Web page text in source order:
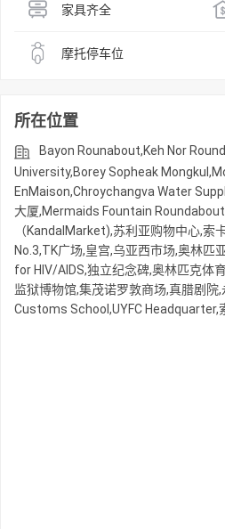
家具齐全
摩托停车位
所在位置
Bayon Rounabout,Keh Nor
University,Borey Sopheak
EnMaison,Chroychangva Water
大厦,Mermaids Fountain
（KandalMarket),苏利亚购物中心,索
No.3,TK广场,皇宫,乌亚西市场,奥林匹
for HIV/AIDS,独立纪念碑,奥林匹克体
监狱博物馆,集茂诺罗敦商场,真腊剧院
Customs School,UYFC Headquarter,